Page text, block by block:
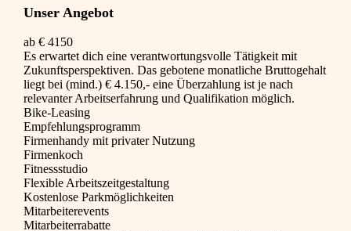
Unser Angebot
ab € 4150
Es erwartet dich eine verantwortungsvolle Tätigkeit mit
Zukunftsperspektiven. Das gebotene monatliche Bruttogehalt
liegt bei (mind.) € 4.150,- eine Überzahlung ist je nach
relevanter Arbeitserfahrung und Qualifikation möglich.
Bike-Leasing
Empfehlungsprogramm
Firmenhandy mit privater Nutzung
Firmenkoch
Fitnessstudio
Flexible Arbeitszeitgestaltung
Kostenlose Parkmöglichkeiten
Mitarbeiterevents
Mitarbeiterrabatte